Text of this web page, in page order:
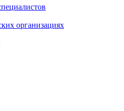
организациях